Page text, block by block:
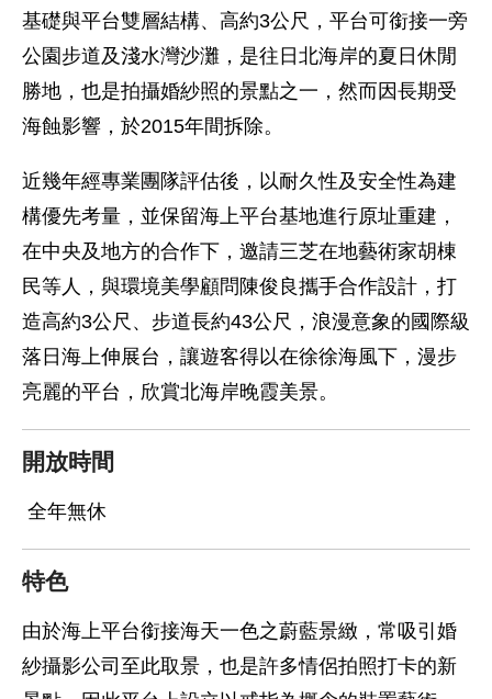
基礎與平台雙層結構、高約3公尺，平台可銜接一旁
公園步道及淺水灣沙灘，是往日北海岸的夏日休閒
勝地，也是拍攝婚紗照的景點之一，然而因長期受
海蝕影響，於2015年間拆除。
近幾年經專業團隊評估後，以耐久性及安全性為建
構優先考量，並保留海上平台基地進行原址重建，
在中央及地方的合作下，邀請三芝在地藝術家胡棟
民等人，與環境美學顧問陳俊良攜手合作設計，打
造高約3公尺、步道長約43公尺，浪漫意象的國際級
落日海上伸展台，讓遊客得以在徐徐海風下，漫步
亮麗的平台，欣賞北海岸晚霞美景。
開放時間
全年無休
特色
由於海上平台銜接海天一色之蔚藍景緻，常吸引婚
紗攝影公司至此取景，也是許多情侶拍照打卡的新